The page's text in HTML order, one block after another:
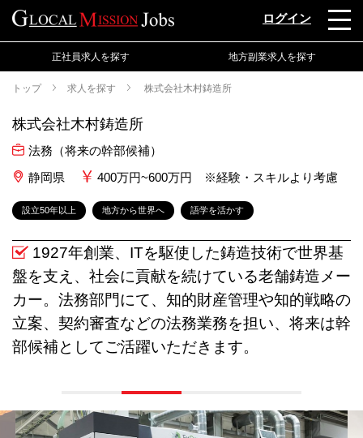
ログイン
正社員求人を探す 地方副業求人を探す
トップ 求人を探す 株式会社木村鋳造所
株式会社木村鋳造所
法務（将来の幹部候補）
静岡県
400万円~600万円 ※経験・スキルより考慮
設立50年以上 地方から世界へ 語学を活かす
1927年創業、ITを駆使した鋳造技術で世界基
盤を支え、社会に貢献を続けている老舗鋳造メー
カー。法務部門にて、知的財産管理や知的戦略の
立案、契約審査などの法務業務を担い、将来は幹
部候補としてご活躍いただきます。